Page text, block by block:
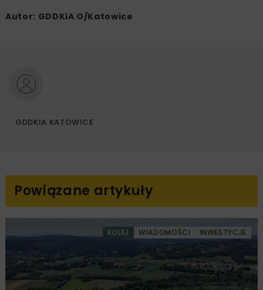
Autor: GDDKiA O/Katowice
GDDKIA KATOWICE
Powiązane artykuły
KOLEJ WIADOMOŚCI INWESTYCJE